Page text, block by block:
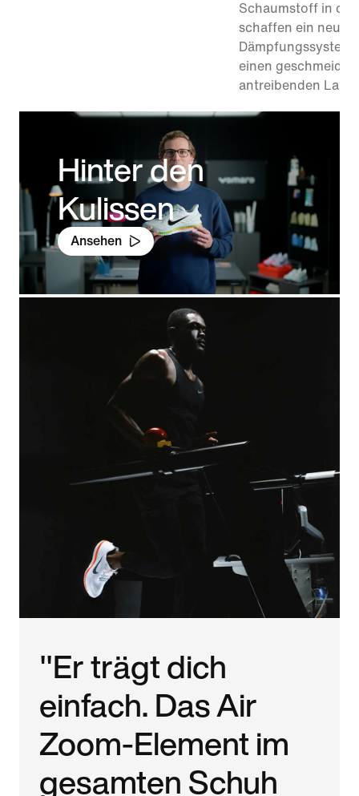
Schaumstoff in der
schaffen ein neues
Dämpfungssystem
einen
antreibenden Lauf.
Hinter den
Kulissen
Ansehen
"Er trägt dich
einfach. Das Air
Zoom-Element im
gesamten Schuh